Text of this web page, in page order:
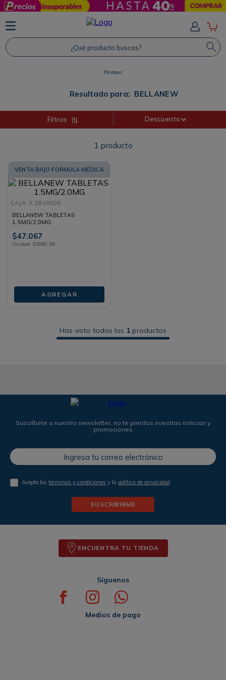
¿Qué producto buscas?
Pasteur
Resultado para: BELLANEW
Filtros Descuento
1 producto
VENTA BAJO FORMULA MÉDICA
CAJA X 28 UNDS
BELLANEW TABLETAS
1.5MG/2.0MG
$47.067
Unidad $1680 96
AGREGAR
Has visto todos los 1 productos
Suscríbete a nuestro newsletter, no te pierdas nuestras noticias y
promociones
Acepto lostérminos y condiciones y la política de privacidad
SUSCRIBIRME
ENCUENTRA TU TIENDA
Síguenos
Medios de pago
TÉRMINOS MÁS BUSCADOS
1. Protector Solar
2. Shampoo